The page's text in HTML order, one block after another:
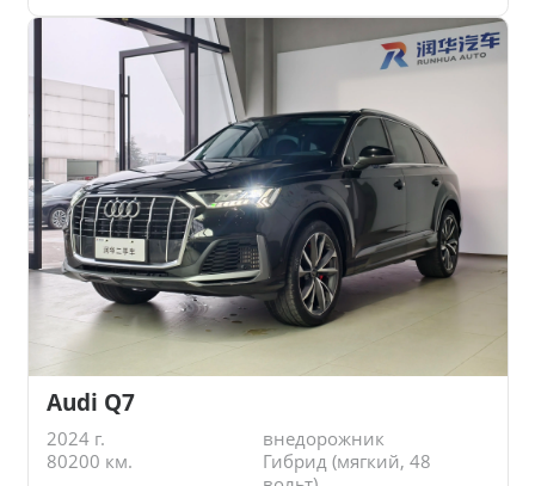
Audi Q7
2024 г.
внедорожник
80200 км.
Гибрид (мягкий, 48